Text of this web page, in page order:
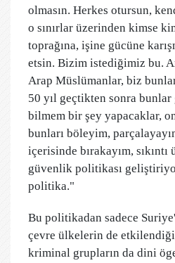
olmasın. Herkes otursun,
o sınırlar üzerinden kimse
toprağına, işine gücüne
etsin. Bizim istediğimiz bu.
Arap Müslümanlar, biz
50 yıl geçtikten sonra
bilmem bir şey yapacaklar,
bunları böleyim,
içerisinde bırakayım,
güvenlik politikası
politika."
Bu politikadan sadece
çevre ülkelerin de
kriminal grupların da dini